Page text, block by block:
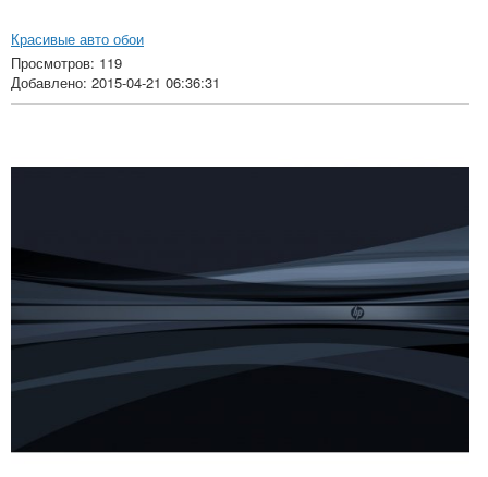
Красивые авто обои
Просмотров: 119
Добавлено: 2015-04-21 06:36:31